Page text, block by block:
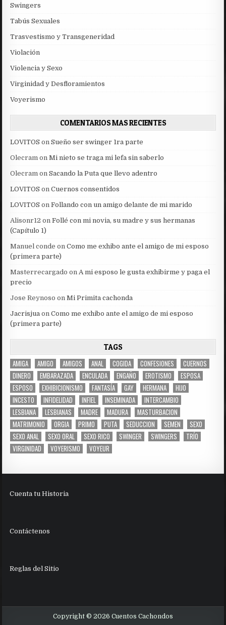
Swingers
Tabús Sexuales
Trasvestismo y Transgeneridad
Violación
Violencia y Sexo
Virginidad y Desfloramientos
Voyerismo
COMENTARIOS MAS RECIENTES
LOVITOS onSueño ser swinger 1ra parte
Olecram onMi nieto se traga mi lefa sin saberlo
Olecram onSacando la Puta que llevo adentro
LOVITOS onCuernos consentidos
LOVITOS onFollando con un amigo delante de mi marido
Alisonr12 onFollé con mi novia, su madre y sus hermanas
(Capítulo 1)
Manuel conde onComo me exhibo ante el amigo de mi esposo
(primera parte)
Masterrecargado onA mi esposo le gusta exhibirme y paga el
precio
Jose Reynoso onMi Primita cachonda
Jacrisjua onComo me exhibo ante el amigo de mi esposo
(primera parte)
TAGS
AMIGA AMIGO AMIGOS ANAL COGIDA CONFESIONES
CUERNOS
DINERO
EMBARAZADA ENCULADA ENGAÑO EROTISMO
ESPOSA
ESPOSO
EXHIBICIONISMO FANTASÍA GAY HERMANA
HIJO
INCESTO
INFIDELIDAD INFIEL INSEMINADA
INTERCAMBIO
LESBIANA
LESBIANAS MADRE MADURA
MASTURBACION
MATRIMONIO
ORGIA PRIMO PUTA SEDUCCION SEMEN
SEXO
SEXO ANAL
SEXO ORAL SEXO RICO SWINGER SWINGERS
TRÍO
VIRGINIDAD
VOYERISMO VOYEUR
Cuenta tu Historia
Contáctenos
Reglas del Sitio
Copyright © 2026 Cuentos Cachondos